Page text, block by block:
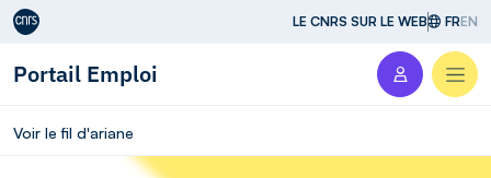
Aller au contenu LE CNRS SUR LE WEB FREN
Portail Emploi
Voir le fil d'ariane